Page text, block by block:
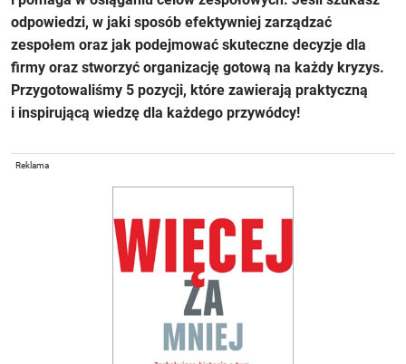
odpowiedzi, w jaki sposób efektywniej zarządzać
zespołem oraz jak podejmować skuteczne decyzje dla
firmy oraz stworzyć organizację gotową na każdy kryzys.
Przygotowaliśmy 5 pozycji, które zawierają praktyczną
i inspirującą wiedzę dla każdego przywódcy!
Reklama